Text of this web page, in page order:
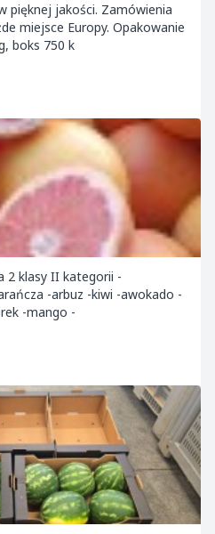
pięknej jakości. Zamówienia
miejsce Europy. Opakowanie
boks 750 k
klasy II kategorii -
-awokado -
imbir -papryka -śliwka -ogórek -mango -